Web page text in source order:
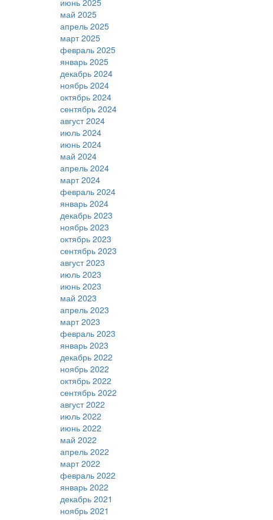
июнь 2025
май 2025
апрель 2025
март 2025
февраль 2025
январь 2025
декабрь 2024
ноябрь 2024
октябрь 2024
сентябрь 2024
август 2024
июль 2024
июнь 2024
май 2024
апрель 2024
март 2024
февраль 2024
январь 2024
декабрь 2023
ноябрь 2023
октябрь 2023
сентябрь 2023
август 2023
июль 2023
июнь 2023
май 2023
апрель 2023
март 2023
февраль 2023
январь 2023
декабрь 2022
ноябрь 2022
октябрь 2022
сентябрь 2022
август 2022
июль 2022
июнь 2022
май 2022
апрель 2022
март 2022
февраль 2022
январь 2022
декабрь 2021
ноябрь 2021